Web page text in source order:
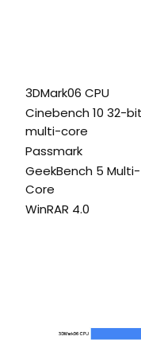
3DMark06 CPU
Cinebench 10 32-bit
multi-core
Passmark
GeekBench 5 Multi-
Core
WinRAR 4.0